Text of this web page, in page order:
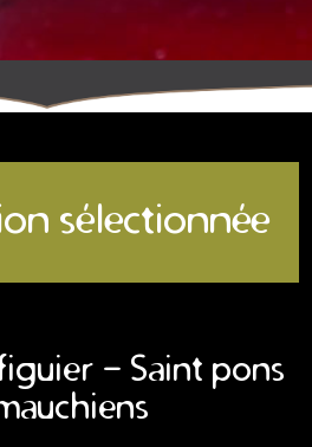
sélectionnée
- Saint pons